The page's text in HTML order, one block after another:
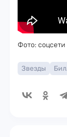
Фото: соцсети
Звезды